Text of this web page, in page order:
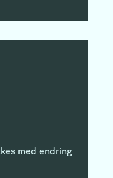
med endring